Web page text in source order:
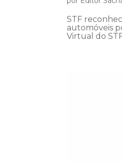
STF
automóveis
Virtual do